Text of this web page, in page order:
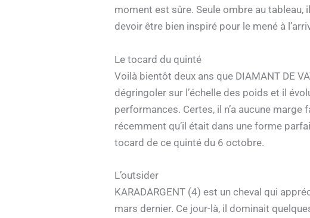
moment est sûre. Seule ombre au tableau,
devoir être bien inspiré pour le mené à
Le tocard du quinté
Voilà bientôt deux ans que DIAMANT DE
dégringoler sur l’échelle des poids et il
performances. Certes, il n’a aucune
récemment qu’il était dans une forme
tocard de ce quinté du 6 octobre.
L’outsider
KARADARGENT (4) est un cheval qui
mars dernier. Ce jour-là, il dominait